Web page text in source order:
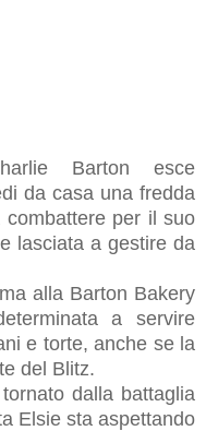
Barton esce
da casa una fredda
per il suo
lasciata a gestire da
alla Barton Bakery
a servire
e torte, anche se la
del Blitz.
dalla battaglia
Elsie sta aspettando